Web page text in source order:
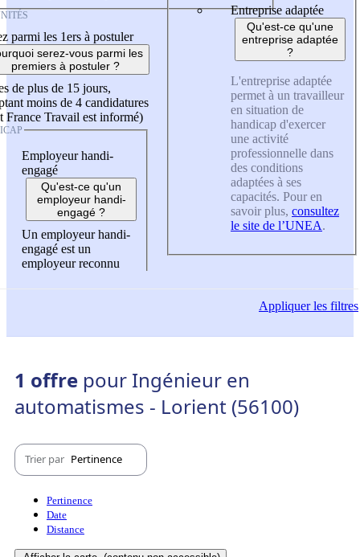
parmi les 1ers à postuler
serez-vous parmi les
premiers à postuler ?
de plus de 15 jours,
moins de 4 candidatures
France Travail est informé)
Employeur handi-
engagé
Qu'est-ce qu'un
employeur handi-
engagé ?
Un employeur handi-
engagé est un
employeur reconnu
Entreprise adaptée
Qu'est-ce qu'une
entreprise adaptée
?
L'entreprise adaptée
permet à un travailleur
en situation de
handicap d'exercer
une activité
professionnelle dans
des conditions
adaptées à ses
capacités. Pour en
savoir plus, consultez
le site de l’UNEA.
Appliquerles filtres
1 offre pour Ingénieur en
automatismes - Lorient (56100)
Trier par Pertinence
Pertinence
Date
Distance